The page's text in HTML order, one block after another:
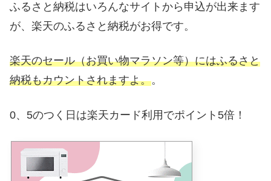
ふるさと納税はいろんなサイトから申込が出来ます
が、楽天のふるさと納税がお得です。
楽天のセール（お買い物マラソン等）にはふるさと
納税もカウントされますよ。。
0、5のつく日は楽天カード利用でポイント5倍！